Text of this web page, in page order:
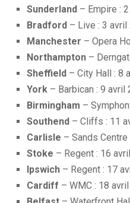
Sunderland – Empire :
Bradford – Live : 3 avril
Manchester – Opera
Northampton –
Sheffield – City Hall : 8
York – Barbican : 9 avril
Birmingham –
Southend – Cliffs : 11
Carlisle – Sands
Stoke – Regent : 16
Ipswich – Regent : 17
Cardiff – WMC : 18